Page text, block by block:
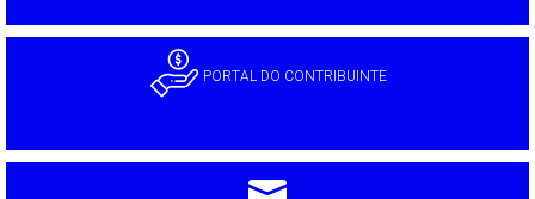
PORTAL DO CONTRIBUINTE